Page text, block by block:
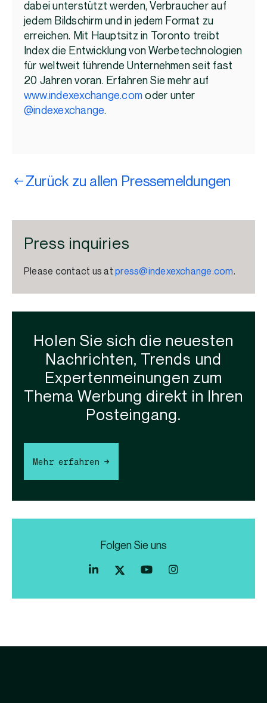
dabei unterstützt werden, Verbraucher auf
jedem Bildschirm und in jedem Format zu
erreichen. Mit Hauptsitz in Toronto treibt
Index die Entwicklung von Werbetechnologien
für weltweit führende Unternehmen seit fast
20 Jahren voran. Erfahren Sie mehr auf
www.indexexchange.com oder unter
@indexexchange.
Zurück zu allen Pressemeldungen
Press inquiries
Please contact us atpress@indexexchange.com.
Holen Sie sich die neuesten
Nachrichten, Trends und
Expertenmeinungen zum
Thema Werbung direkt in Ihren
Posteingang.
Mehr erfahren →
Folgen Sie uns